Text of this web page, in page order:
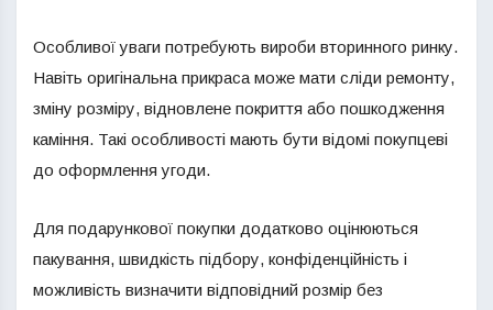
Особливої уваги потребують вироби вторинного ринку.
Навіть оригінальна прикраса може мати сліди ремонту,
зміну розміру, відновлене покриття або пошкодження
каміння. Такі особливості мають бути відомі покупцеві
до оформлення угоди.
Для подарункової покупки додатково оцінюються
пакування, швидкість підбору, конфіденційність і
можливість визначити відповідний розмір без